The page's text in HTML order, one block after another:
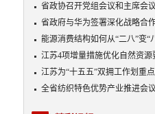
身融入日常成为风尚
省政协召开党组会议和主席会议
省政府与华为签署深化战略合
能源消费结构如何从“二八”变“
探讨新型能源体系建设
江苏4项增量措施优化自然资源
江苏为“十五五”双拥工作划重点
全省纺织特色优势产业推进会